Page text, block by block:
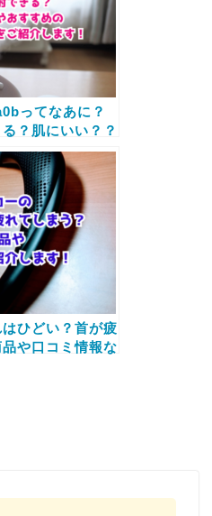
ってなあに？
？肌にいい？？
法、口コミ情報
ひどい？首が疲
や口コミ情報な